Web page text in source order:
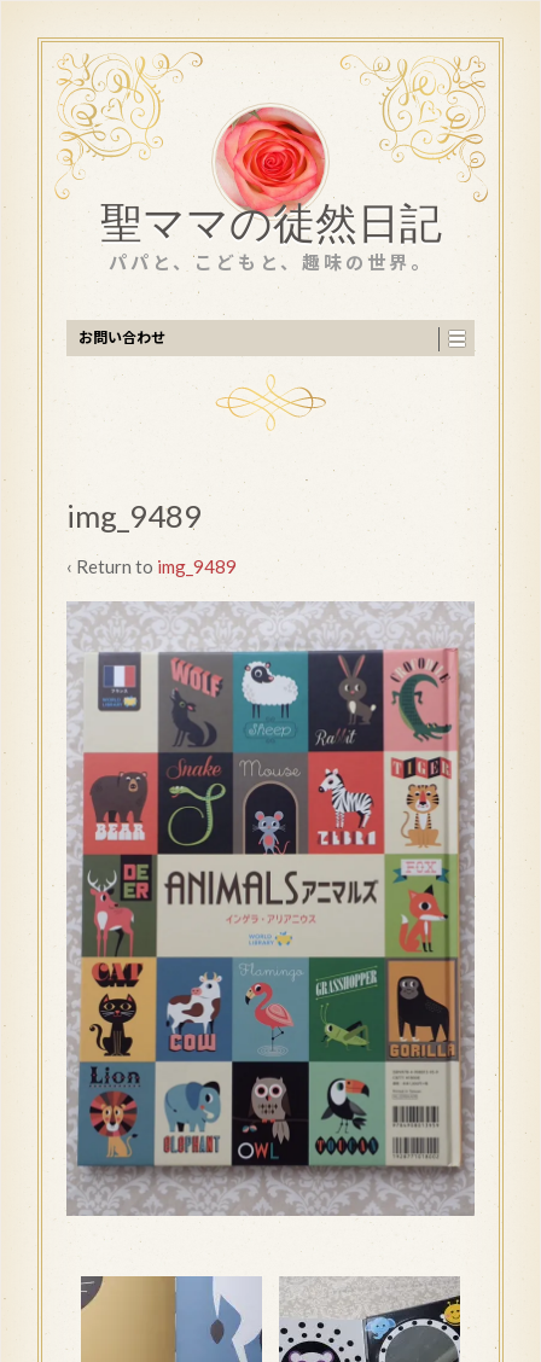
聖ママの徒然日記
パパと、こどもと、趣味の世界。
お問い合わせ
img_9489
‹ Return to img_9489